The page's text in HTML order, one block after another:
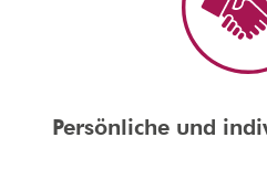
Persönliche und